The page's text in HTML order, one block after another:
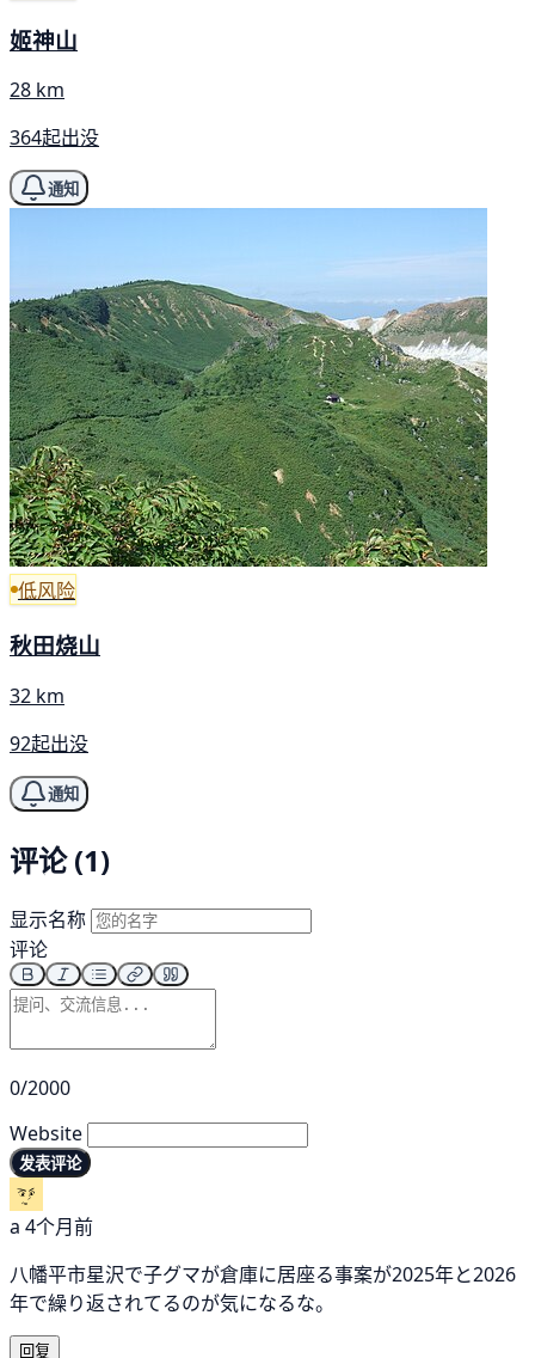
姬神山
28 km
364起出没
通知
低风险
秋田烧山
32 km
92起出没
通知
评论 (1)
显示名称
评论
0/2000
Website
发表评论
a 4个月前
八幡平市星沢で子グマが倉庫に居座る事案が2025年と2026
年で繰り返されてるのが気になるな。
回复